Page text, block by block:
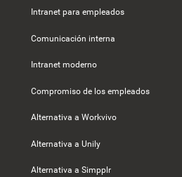
Intranet para empleados
Comunicación interna
Intranet moderno
Compromiso de los empleados
Alternativa a Workvivo
Alternativa a Unily
Alternativa a Simpplr